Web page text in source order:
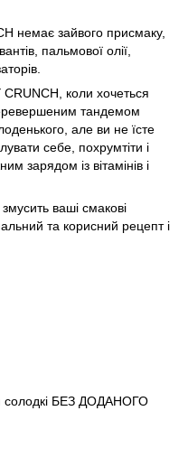
немає зайвого присмаку,
пальмової олії,
коли хочеться
тандемом
але ви не їсте
себе, похрумтіти і
зарядом із вітамінів і
ваші смакові
та корисний рецепт і
солодкі БЕЗ ДОДАНОГО